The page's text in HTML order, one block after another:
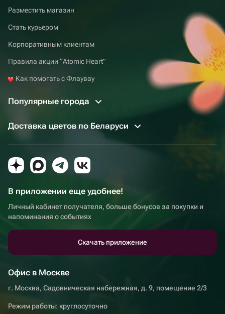
Разместить магазин
Стать курьером
Корпоративным клиентам
Правила акции “Atomic Heart”
Как помогать с Флаувау
Популярные города
Доставка цветов по Беларуси
В приложении еще удобнее!
Личный кабинет получателя, больше бонусов за покупки и
напоминания о событиях
Скачать приложение
Офис в Москве
г. Москва, Садовническая набережная, д. 9, помещение 2/3
Режим работы: круглосуточно